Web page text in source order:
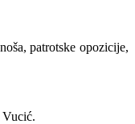
patrotske opozicije,
Vucić.